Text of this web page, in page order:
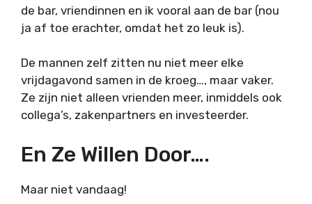
de bar, vriendinnen en ik vooral aan de bar (nou
ja af toe erachter, omdat het zo leuk is).
De mannen zelf zitten nu niet meer elke
vrijdagavond samen in de kroeg…, maar vaker.
Ze zijn niet alleen vrienden meer, inmiddels ook
collega’s, zakenpartners en investeerder.
En Ze Willen Door….
Maar niet vandaag!